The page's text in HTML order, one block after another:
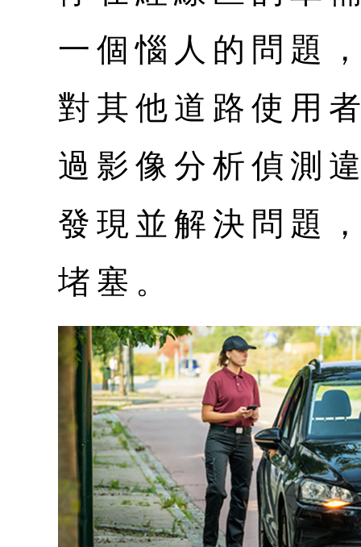
一個惱人的問題
對其他道路使用
過影像分析偵測
發現並解決問題
堵塞。